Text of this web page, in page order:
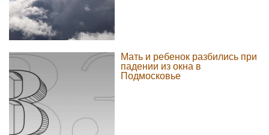
Мать и ребенок разбились при
падении из окна в
Подмосковье